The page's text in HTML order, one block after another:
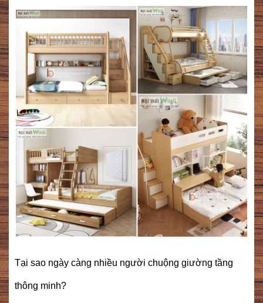
Tại sao ngày càng nhiều người chuộng giường tầng
thông minh?